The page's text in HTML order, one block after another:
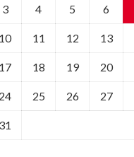
3 4 5 6
10 11 12 13
17 18 19 20
24 25 26 27
31